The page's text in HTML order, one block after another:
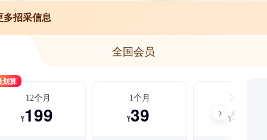
多招采信息
全国会员
划算
12个月
¥199
1个月
¥39
3个月
¥99